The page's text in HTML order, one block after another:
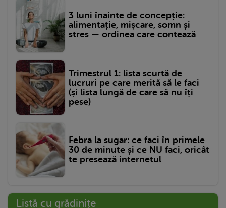
3 luni înainte de concepție:
alimentație, mișcare, somn și
stres — ordinea care contează
Trimestrul 1: lista scurtă de
lucruri pe care merită să le faci
(și lista lungă de care să nu îți
pese)
Febra la sugar: ce faci în primele
30 de minute și ce NU faci, oricât
te presează internetul
Listă cu grădinițe